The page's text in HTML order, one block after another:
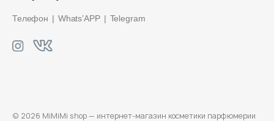
Телефон Whats’APP Telegram
© 2026 MiMiMi shop — интернет-магазин косметики парфюмерии